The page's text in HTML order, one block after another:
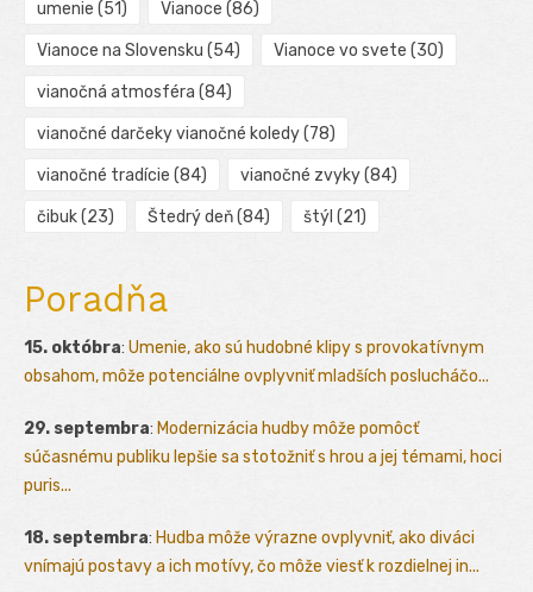
umenie (51) Vianoce (86)
Vianoce na Slovensku (54) Vianoce vo svete (30)
vianočná atmosféra (84)
vianočné darčeky vianočné koledy(78)
vianočné tradície (84) vianočné zvyky(84)
čibuk(23) Štedrý deň(84) štýl (21)
Poradňa
15. októbra: Umenie, ako sú hudobné klipy s provokatívnym
obsahom, môže potenciálne ovplyvniť mladších poslucháčo...
29. septembra: Modernizácia hudby môže pomôcť
súčasnému publiku lepšie sa stotožniť s hrou a jej témami, hoci
puris...
18. septembra: Hudba môže výrazne ovplyvniť, ako diváci
vnímajú postavy a ich motívy, čo môže viesť k rozdielnej in...